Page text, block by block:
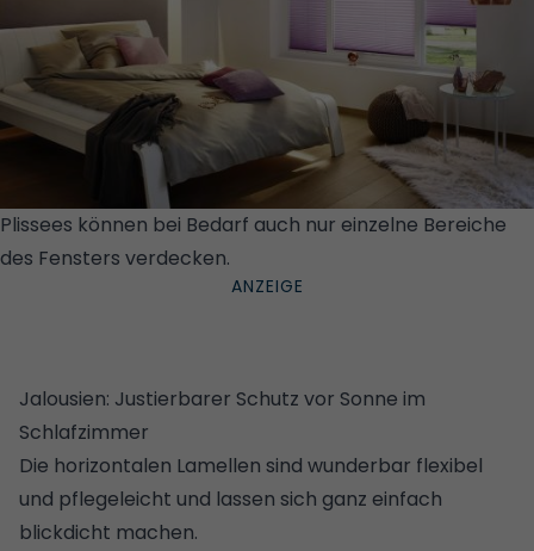
Plissees können bei Bedarf auch nur einzelne Bereiche
des Fensters verdecken.
Jalousien: Justierbarer Schutz vor Sonne im
Schlafzimmer
Die horizontalen Lamellen sind wunderbar flexibel
und pflegeleicht und lassen sich ganz einfach
blickdicht machen.